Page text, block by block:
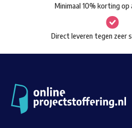
de
Minimaal 10% korting op
Direct leveren tegen zeer